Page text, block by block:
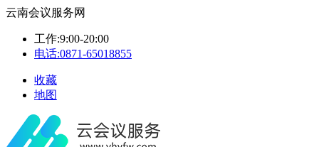
云南会议服务网
工作:9:00-20:00
电话:0871-65018855
收藏
地图